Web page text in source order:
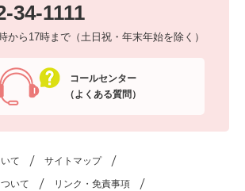
34-1111
から17時まで（土日祝・年末年始を除く）
コールセンター
（よくある質問）
て サイトマップ
いて リンク・免責事項